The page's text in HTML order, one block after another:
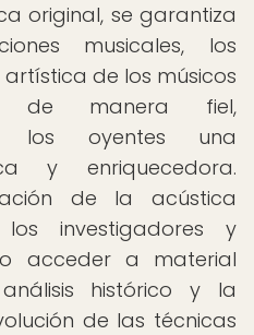
original, se garantiza
musicales, los
de los músicos
de manera fiel,
los oyentes una
y enriquecedora.
de la acústica
investigadores y
acceder a material
histórico y la
de las técnicas